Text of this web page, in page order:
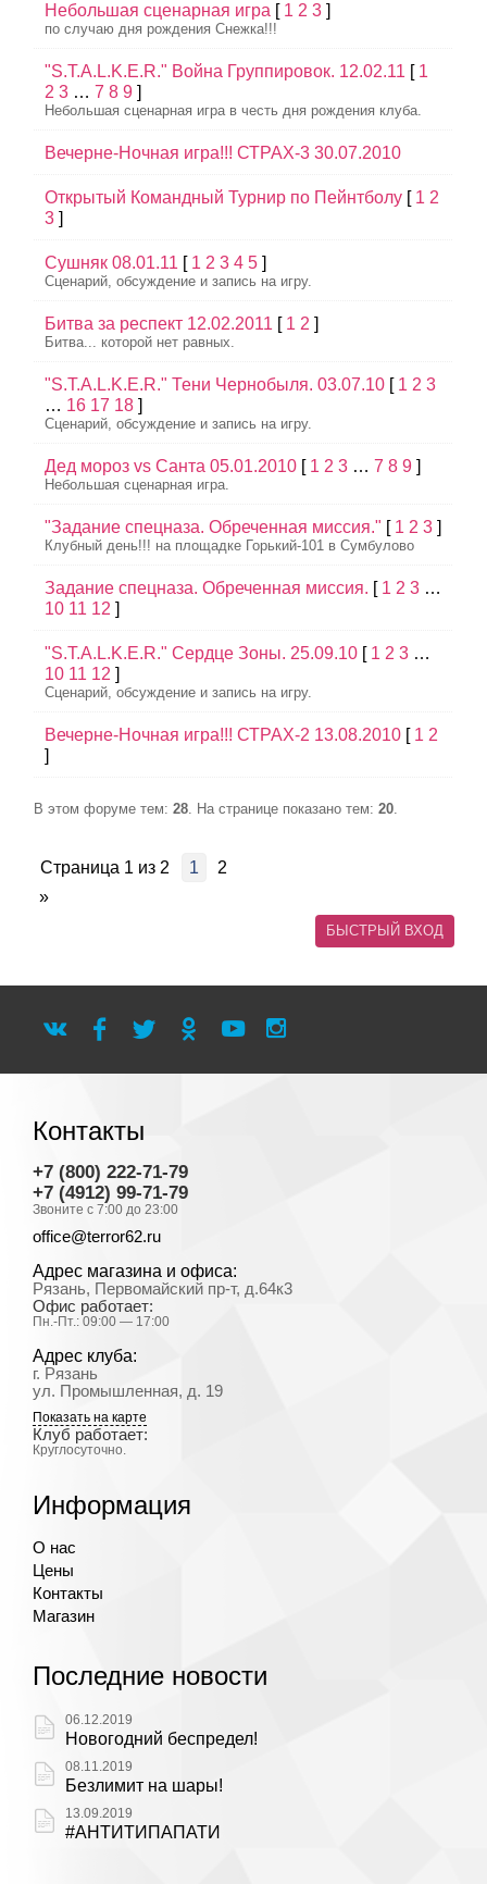
Небольшая сценарная игра [ 1 2 3 ]
по случаю дня рождения Снежка!!!
"S.T.A.L.K.E.R." Война Группировок. 12.02.11 [ 1
2 3 … 7 8 9 ]
Небольшая сценарная игра в честь дня рождения клуба.
Вечерне-Ночная игра!!! СТРАХ-3 30.07.2010
Открытый Командный Турнир по Пейнтболу [ 1 2
3 ]
Сушняк 08.01.11 [ 1 2 3 4 5 ]
Сценарий, обсуждение и запись на игру.
Битва за респект 12.02.2011 [ 1 2 ]
Битва... которой нет равных.
"S.T.A.L.K.E.R." Тени Чернобыля. 03.07.10 [ 1 2 3
… 16 17 18 ]
Сценарий, обсуждение и запись на игру.
Дед мороз vs Санта 05.01.2010 [ 1 2 3 … 7 8 9 ]
Небольшая сценарная игра.
"Задание спецназа. Обреченная миссия." [ 1 2 3 ]
Клубный день!!! на площадке Горький-101 в Сумбулово
Задание спецназа. Обреченная миссия. [ 1 2 3 …
10 11 12 ]
"S.T.A.L.K.E.R." Сердце Зоны. 25.09.10 [ 1 2 3 …
10 11 12 ]
Сценарий, обсуждение и запись на игру.
Вечерне-Ночная игра!!! СТРАХ-2 13.08.2010 [ 1 2
]
В этом форуме тем: 28. На странице показано тем: 20.
Страница 1 из 2 1
2
»
Контакты
+7 (800) 222-71-79
+7 (4912) 99-71-79
Звоните с 7:00 до 23:00
office@terror62.ru
Адрес магазина и офиса:
Рязань, Первомайский пр-т, д.64к3
Офис работает:
Пн.-Пт.: 09:00 — 17:00
Адрес клуба:
г. Рязань
ул. Промышленная, д. 19
Показать на карте
Клуб работает:
Круглосуточно.
Информация
О нас
Цены
Контакты
Магазин
Последние новости
06.12.2019
Новогодний беспредел!
08.11.2019
Безлимит на шары!
13.09.2019
#АНТИТИПАПАТИ